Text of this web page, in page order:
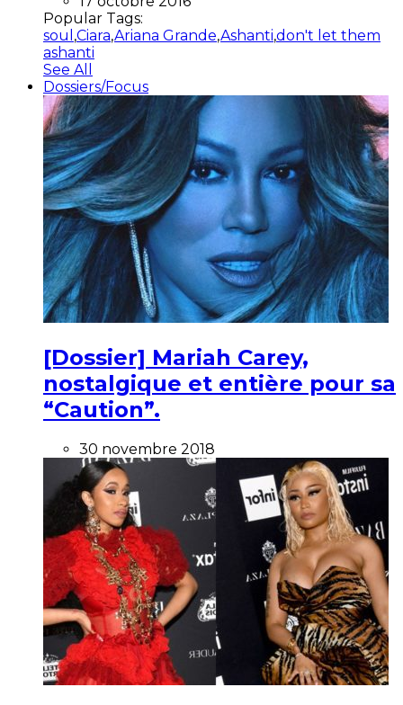
Popular Tags:
soul ,Ciara,Ariana Grande,Ashanti,don't let them
ashanti
See All
Dossiers/Focus
[Dossier] Mariah Carey,
nostalgique et entière pour sa
“Caution”.
30 novembre 2018